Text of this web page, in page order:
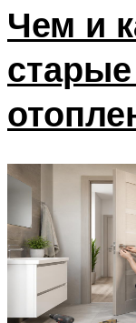
Чем и